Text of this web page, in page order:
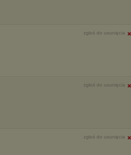
zgłoś do usunięcia
zgłoś do usunięcia
zgłoś do usunięcia